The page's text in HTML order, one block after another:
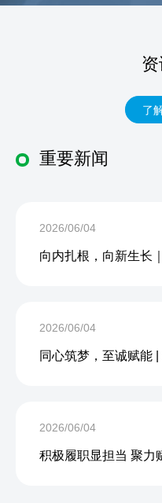
了
重要新闻
2026/06/04
2026/06/04
2026/06/04